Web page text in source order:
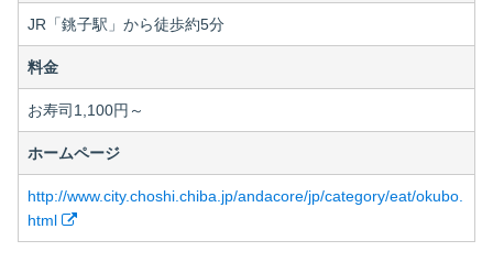
JR「銚子駅」から徒歩約5分
料金
お寿司1,100円～
ホームページ
http://www.city.choshi.chiba.jp/andacore/jp/category/eat/okubo.
html